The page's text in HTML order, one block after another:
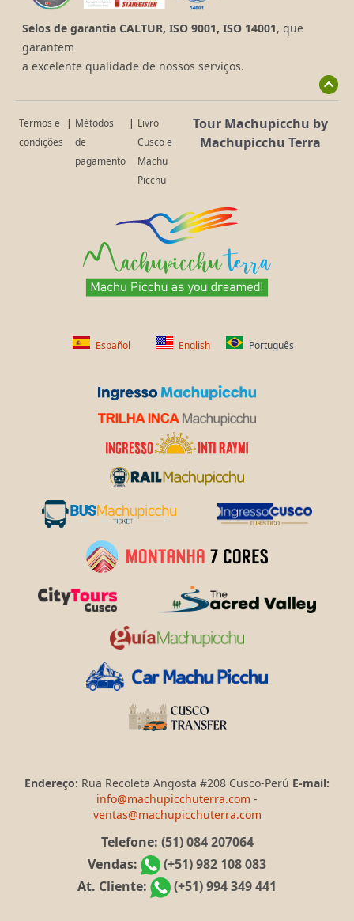
Selos de garantia CALTUR, ISO 9001, ISO 14001, que
garantem
a excelente qualidade de nossos serviços.
Termos e
condições
| Métodos
de
pagamento
| Livro
Cusco e
Machu
Picchu
Tour Machupicchu by
Machupicchu Terra
Español English Português
Endereço: Rua Recoleta Angosta #208 Cusco-Perú E-mail:
info@machupicchuterra.com -
ventas@machupicchuterra.com
Telefone: (51) 084 207064
Vendas:
(+51) 982 108 083
At. Cliente:
(+51) 994 349 441